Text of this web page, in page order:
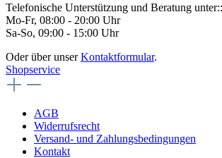
Telefonische Unterstützung und Beratung unter::
Mo-Fr, 08:00 - 20:00 Uhr
Sa-So, 09:00 - 15:00 Uhr
Oder über unserKontaktformular.
Shopservice
AGB
Widerrufsrecht
Versand- und Zahlungsbedingungen
Kontakt